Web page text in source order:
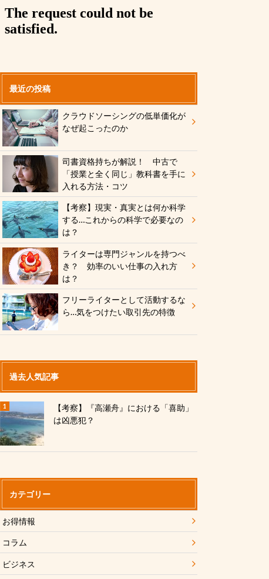
最近の投稿
クラウドソーシングの低単価化が
なぜ起こったのか
司書資格持ちが解説！ 中古で
「授業と全く同じ」教科書を手に
入れる方法・コツ
【考察】現実・真実とは何か科学
する…これからの科学で必要なの
は？
ライターは専門ジャンルを持つべ
き？ 効率のいい仕事の入れ方
は？
フリーライターとして活動するな
ら…気をつけたい取引先の特徴
過去人気記事
【考察】『高瀬舟』における「喜助」
は凶悪犯？
カテゴリー
お得情報
コラム
ビジネス